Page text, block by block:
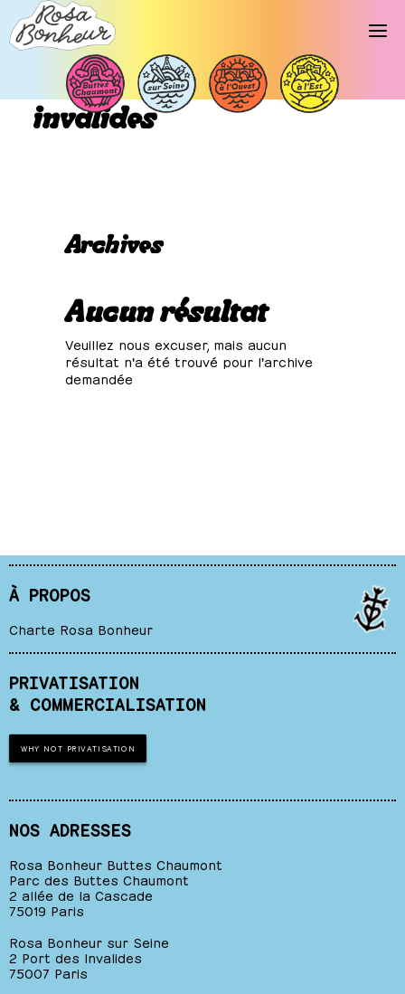
Libellé d’événements :
invalides
Archives
Aucun résultat
Veuillez nous excuser, mais aucun
résultat n'a été trouvé pour l'archive
demandée
À PROPOS
Charte Rosa Bonheur
PRIVATISATION
& COMMERCIALISATION
WHY NOT PRIVATISATION
NOS ADRESSES
Rosa Bonheur Buttes Chaumont
Parc des Buttes Chaumont
2 allée de la Cascade
75019 Paris
Rosa Bonheur sur Seine
2 Port des Invalides
75007 Paris